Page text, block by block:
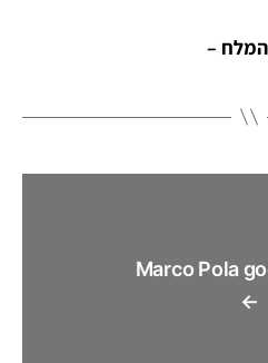
המלח –
←
Marco Pola